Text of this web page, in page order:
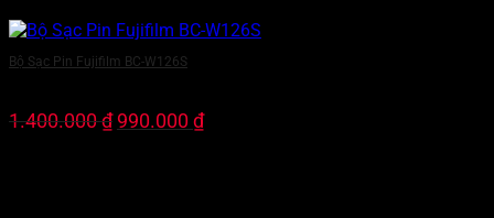
Bộ Sạc Pin Fujifilm BC-W126S
1.400.000₫ Giá
990.000 ₫Giá